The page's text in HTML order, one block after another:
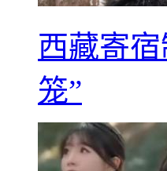
西藏寄
笼”